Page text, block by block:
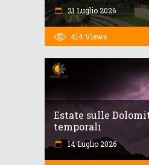
21 Luglio 2026
414Views
Estate sulle
temporali
14 Luglio 2026